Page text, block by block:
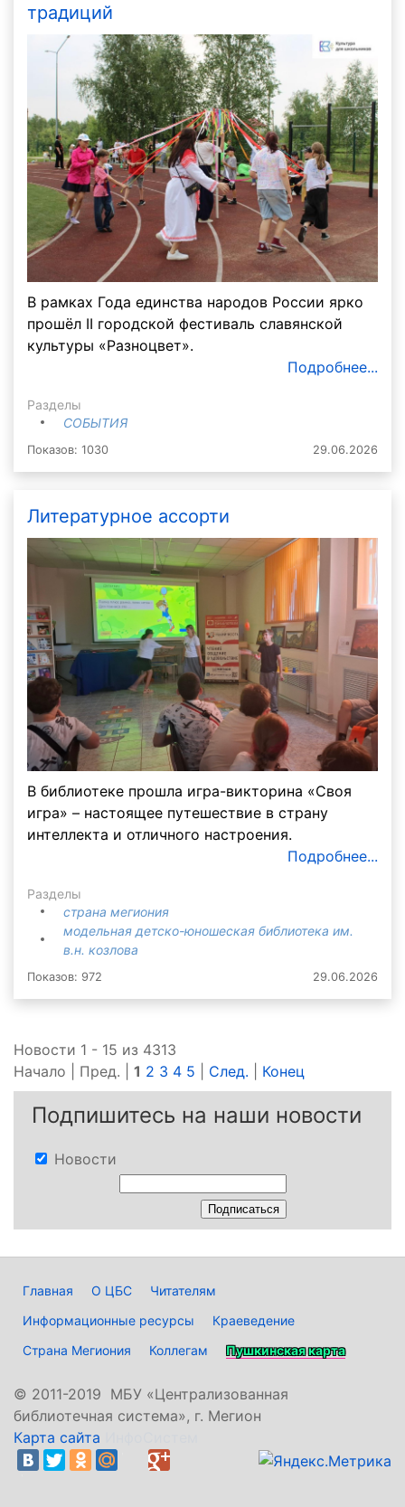
традиций
В рамках Года единства народов России ярко
прошёл II городской фестиваль славянской
культуры «Разноцвет».
Подробнее...
Разделы
СОБЫТИЯ
Показов: 1030 29.06.2026
Литературное ассорти
В библиотеке прошла игра-викторина «Своя
игра» – настоящее путешествие в страну
интеллекта и отличного настроения.
Подробнее...
Разделы
страна мегиония
модельная детско-юношеская библиотека им.
в.н. козлова
Показов: 972 29.06.2026
Новости 1 - 15 из 4313
Начало | Пред. | 1 2 3 4 5 След. Конец
Подпишитесь на наши новости
Новости
Главная О ЦБС
Читателям
Информационные ресурсы
Краеведение
Страна Мегиония
Коллегам Пушкинская карта
© 2011-2019 МБУ «Централизованная
библиотечная система», г. Мегион
Карта сайта